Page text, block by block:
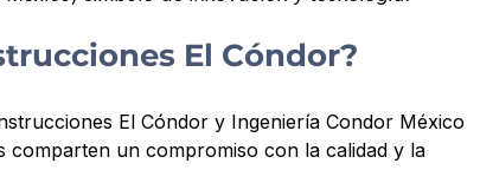
El Cóndor?
El Cóndor y Ingeniería Condor México
comparten un compromiso con la calidad y la